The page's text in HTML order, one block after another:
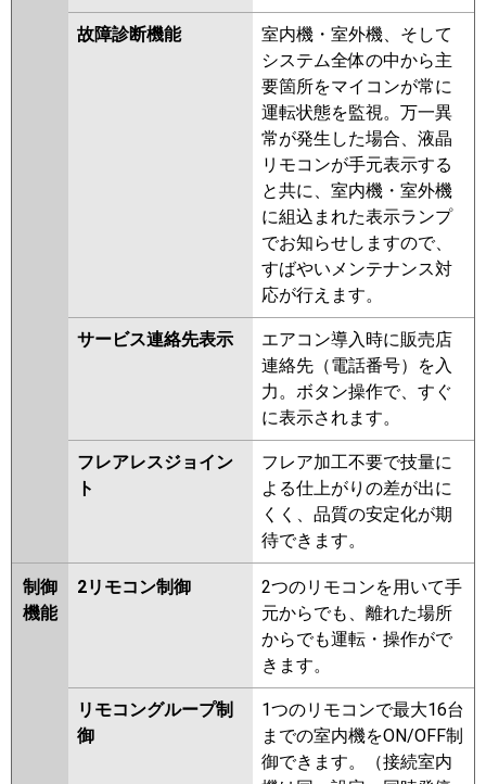
故障診断機能
室内機・室外機、そして
システム全体の中から主
要箇所をマイコンが常に
運転状態を監視。万一異
常が発生した場合、液晶
リモコンが手元表示する
と共に、室内機・室外機
に組込まれた表示ランプ
でお知らせしますので、
すばやいメンテナンス対
応が行えます。
サービス連絡先表示
エアコン導入時に販売店
連絡先（電話番号）を入
力。ボタン操作で、すぐ
に表示されます。
フレアレスジョイン
ト
フレア加工不要で技量に
よる仕上がりの差が出に
くく、品質の安定化が期
待できます。
制御
機能
2リモコン制御
2つのリモコンを用いて手
元からでも、離れた場所
からでも運転・操作がで
きます。
リモコングループ制
御
1つのリモコンで最大16台
までの室内機をON/OFF制
御できます。（接続室内